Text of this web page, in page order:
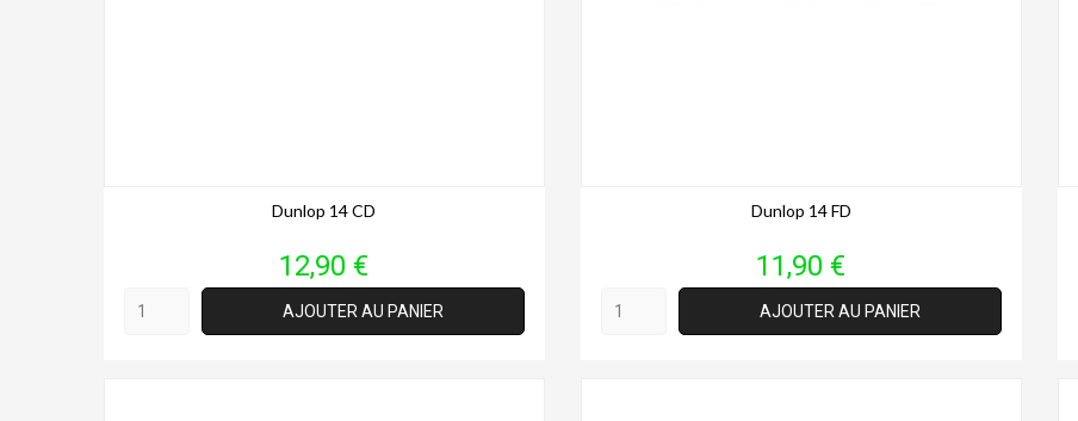
Dunlop 14 CD
Prix
12,90 €
AJOUTER AU PANIER
Dunlop 14 FD
Prix
11,90 €
AJOUTER AU PANIER